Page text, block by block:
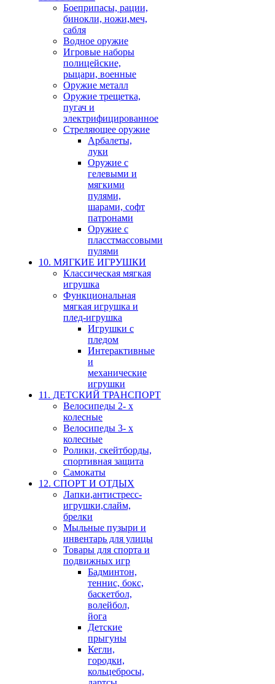
Боеприпасы, рации,
бинокли, ножи,меч,
сабля
Водное оружие
Игровые наборы
полицейские,
рыцари, военные
Оружие металл
Оружие трещетка,
пугач и
электрифицированное
Стреляющее оружие
Арбалеты,
луки
Оружие с
гелевыми и
мягкими
пулями,
шарами, софт
патронами
Оружие с
пласстмассовыми
пулями
10. МЯГКИЕ ИГРУШКИ
Классическая мягкая
игрушка
Функциональная
мягкая игрушка и
плед-игрушка
Игрушки с
пледом
Интерактивные
и
механические
игрушки
11. ДЕТСКИЙ ТРАНСПОРТ
Велосипеды 2- х
колесные
Велосипеды 3- х
колесные
Ролики, скейтборды,
спортивная защита
Самокаты
12. СПОРТ И ОТДЫХ
Лапки,антистресс-
игрушки,слайм,
брелки
Мыльные пузыри и
инвентарь для улицы
Товары для спорта и
подвижных игр
Бадминтон,
теннис, бокс,
баскетбол,
волейбол,
йога
Детские
прыгуны
Кегли,
городки,
кольцебросы,